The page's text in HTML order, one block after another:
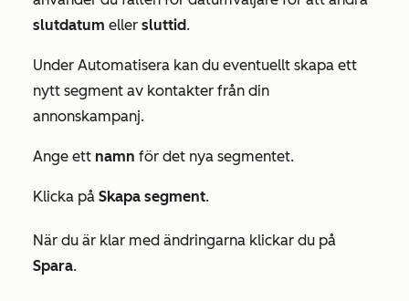
slutdatum eller sluttid.
Under Automatisera kan du eventuellt skapa ett
nytt segment av kontakter från din
annonskampanj.
Ange ett namn för det nya segmentet.
Klicka på Skapa segment.
När du är klar med ändringarna klickar du på
Spara.